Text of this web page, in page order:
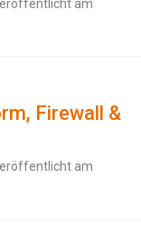
am
Firewall &
am